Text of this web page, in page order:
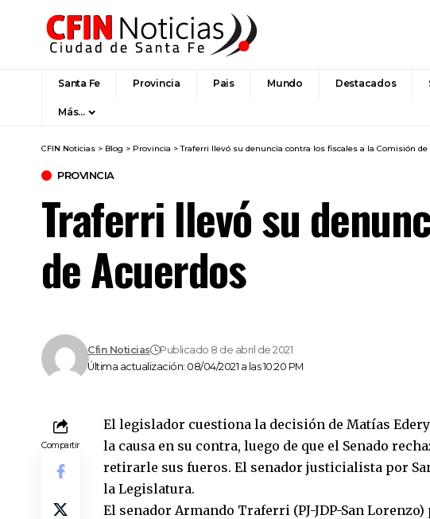
Santa Fe Provincia Pais Mundo Destacados
Más…
CFIN Noticias > Blog > Provincia >Traferri llevó su denuncia contra los fiscales a la Comisión de
PROVINCIA
Traferri llevó su
de Acuerdos
Última actualización: 08/04/2021 a las 10:20 PM
Cfin Noticias Publicado 8 de abril de 2021
Compartir
El legislador cuestiona la decisión de Matías
la causa en su contra, luego de que el Senado
retirarle sus fueros. El senador justicialista por
la Legislatura.
El senador Armando Traferri (PJ-JDP-San